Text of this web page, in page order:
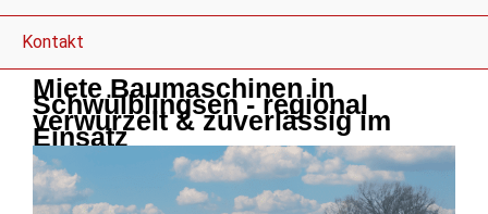
Kontakt
Miete Baumaschinen in
Schwülblingsen - regional
verwurzelt & zuverlässig im
Einsatz